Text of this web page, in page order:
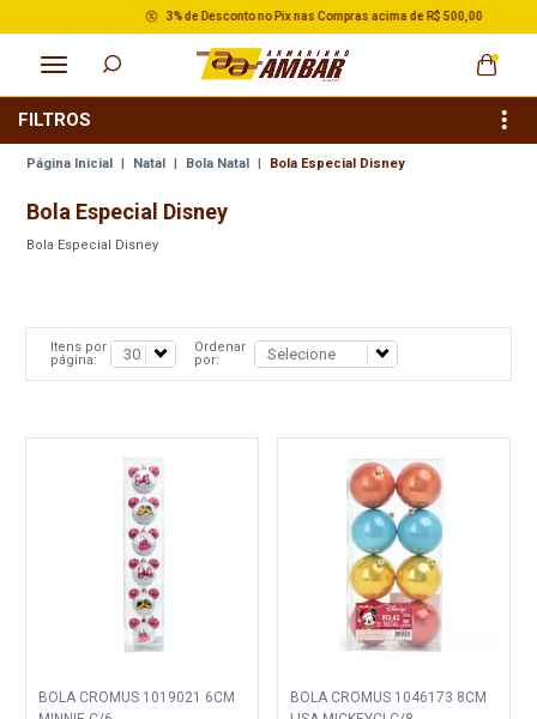
3% de Desconto no Pix nas Compras acima de R$ 500,00
Página Inicial | Natal | Bola Natal | Bola Especial Disney
FILTROS
Bola Especial Disney
Bola Especial Disney
Itens por
página:
Ordenar
por:
BOLA CROMUS 1019021 6CM
BOLA CROMUS 1046173 8CM